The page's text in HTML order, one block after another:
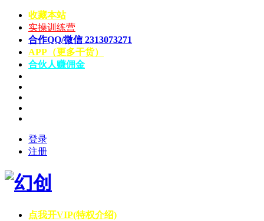
收藏本站
实操训练营
合作QQ/微信 2313073271
APP（更多干货）
合伙人赚佣金
登录
注册
点我开VIP(特权介绍)